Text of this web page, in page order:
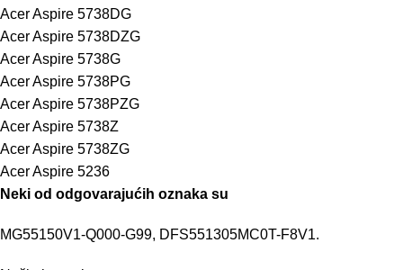
Acer Aspire 5738DG
Acer Aspire 5738DZG
Acer Aspire 5738G
Acer Aspire 5738PG
Acer Aspire 5738PZG
Acer Aspire 5738Z
Acer Aspire 5738ZG
Acer Aspire 5236
Neki od odgovarajućih oznaka su
MG55150V1-Q000-G99, DFS551305MC0T-F8V1.